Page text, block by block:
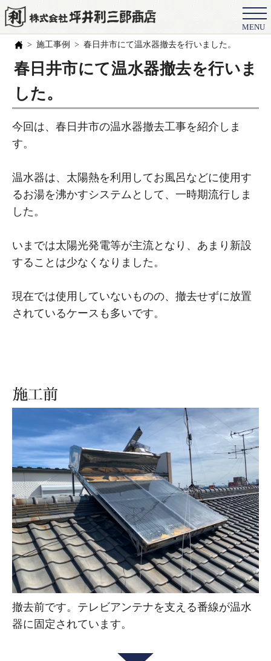
会社概要
選ばれる理由
施工事例
お客様の声
ブログ
よくある質問
豆知識
MENU
施工事例 春日井市にて温水器撤去を行いました。
春日井市にて温水器撤去を行いま
した。
今回は、春日井市の温水器撤去工事を紹介しま
す。
温水器は、太陽熱を利用してお風呂などに使用す
るお湯を沸かすシステムとして、一時期流行しま
した。
いまでは太陽光発電等が主流となり、あまり新設
することは少なくなりました。
現在では使用していないものの、撤去せずに放置
されているケースも多いです。
撤去前です。テレビアンテナを支える番線が温水
器に固定されています。